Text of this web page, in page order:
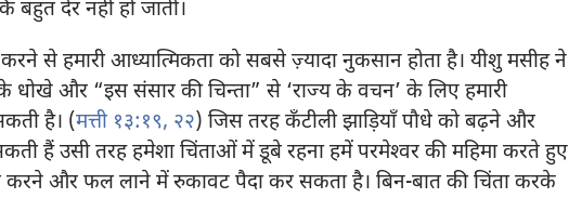
बहुत देर नहीं हो जाती।
करने से हमारी आध्यात्मिकता को सबसे ज़्यादा नुकसान होता है। यीशु मसीह ने
धोखे और “इस संसार की चिन्ता” से ‘राज्य के वचन’ के लिए हमारी
है। (मत्ती १३:१९, २२) जिस तरह कँटीली झाड़ियाँ पौधे को बढ़ने और
हैं उसी तरह हमेशा चिंताओं में डूबे रहना हमें परमेश्‍वर की महिमा करते हुए
करने और फल लाने में रुकावट पैदा कर सकता है। बिन-बात की चिंता करके